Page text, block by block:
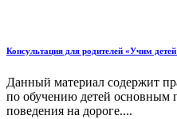
Консультация для родителей «Учим
Данный материал содержит
по обучению детей основным
поведения на дороге....